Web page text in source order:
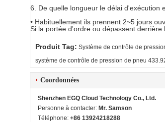
6. De quelle longueur le délai d'exécution
• Habituellement ils prennent 2~5 jours
Si la portée d'ordre ou dépassent
Produit Tag: Système de contrôle de
système de contrôle de pression de pneu
Coordonnées
Shenzhen EGQ Cloud Technology Co., Ltd.
Personne à contacter: Mr. Samson
Téléphone: +86 13924218288